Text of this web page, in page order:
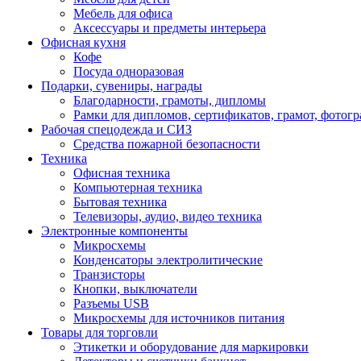
Мебель для офиса
Аксессуары и предметы интерьера
Офисная кухня
Кофе
Посуда одноразовая
Подарки, сувениры, награды
Благодарности, грамоты, дипломы
Рамки для дипломов, сертификатов, грамот,
Рабочая спецодежда и СИЗ
Средства пожарной безопасности
Техника
Офисная техника
Компьютерная техника
Бытовая техника
Телевизоры, аудио, видео техника
Электронные компоненты
Микросхемы
Конденсаторы электролитические
Транзисторы
Кнопки, выключатели
Разъемы USB
Микросхемы для источников питания
Товары для торговли
Этикетки и оборудование для маркировки